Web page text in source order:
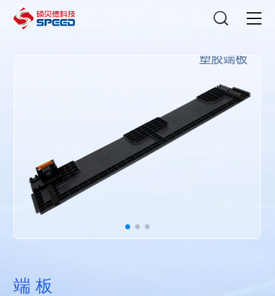
智能制造
可持续发展
关于我们
选择语言 在线咨询
端 板